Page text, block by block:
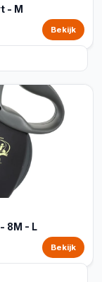
- M
Bekijk
8M - L
Bekijk